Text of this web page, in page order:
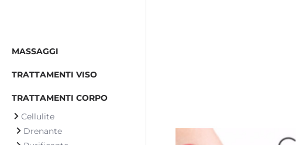
MASSAGGI
TRATTAMENTI VISO
TRATTAMENTI CORPO
Cellulite
Drenante